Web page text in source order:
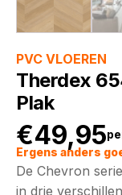
PVC VLOEREN
Therdex
Plak
€49,95
Ergens anders
De Chevron
in drie